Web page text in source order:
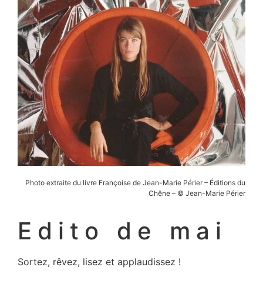
Photo extraite du livre Françoise de Jean-Marie Périer – Éditions du
Chêne – © Jean-Marie Périer
Edito de mai
Sortez, rêvez, lisez et applaudissez !